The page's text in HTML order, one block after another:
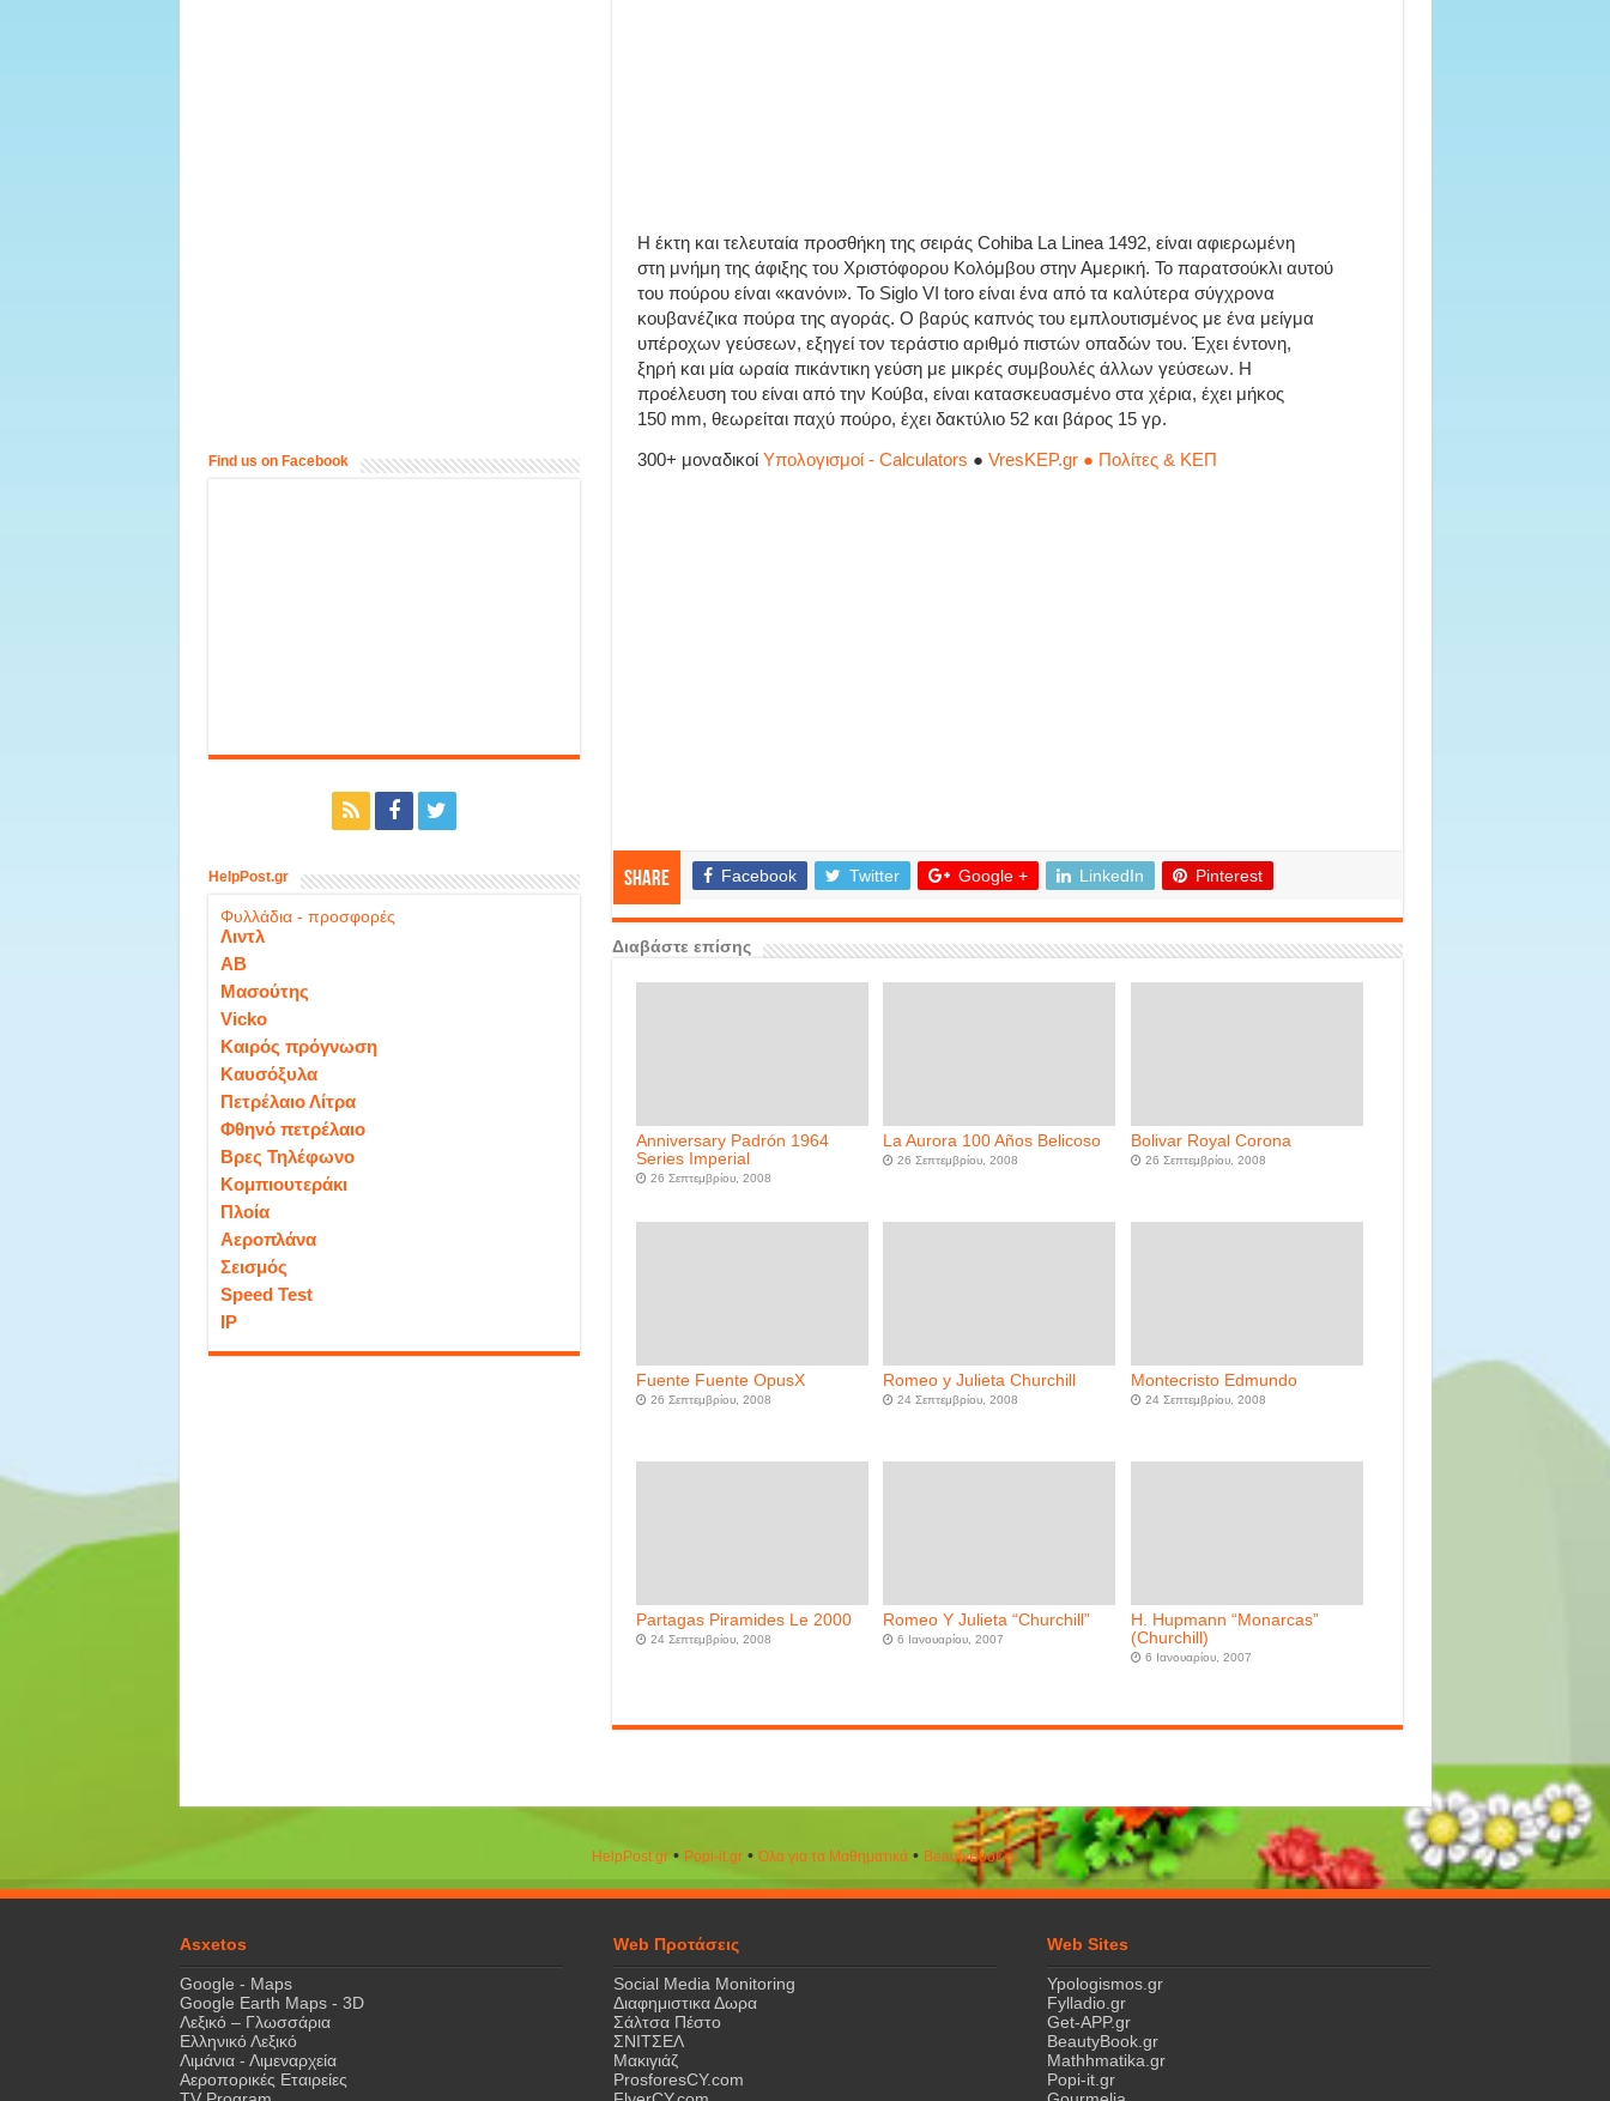
Η έκτη και τελευταία προσθήκη της σειράς Cohiba La Linea 1492, είναι αφιερωμένη
στη μνήμη της άφιξης του Χριστόφορου Κολόμβου στην Αμερική. Το παρατσούκλι αυτού
του πούρου είναι «κανόνι». Το Siglo VI toro είναι ένα από τα καλύτερα σύγχρονα
κουβανέζικα πούρα της αγοράς. Ο βαρύς καπνός του εμπλουτισμένος με ένα μείγμα
υπέροχων γεύσεων, εξηγεί τον τεράστιο αριθμό πιστών οπαδών του. Έχει έντονη,
ξηρή και μία ωραία πικάντικη γεύση με μικρές συμβουλές άλλων γεύσεων. Η
προέλευση του είναι από την Κούβα, είναι κατασκευασμένο στα χέρια, έχει μήκος
150 mm, θεωρείται παχύ πούρο, έχει δακτύλιο 52 και βάρος 15 γρ.
300+ μοναδικοί Υπολογισμοί - Calculators ● VresKEP.gr ● Πολίτες & ΚΕΠ
Share Facebook Twitter Google + LinkedIn Pinterest
Διαβάστε επίσης
Anniversary Padrón 1964
Series Imperial
26 Σεπτεμβρίου, 2008
La Aurora 100 Años Belicoso
26 Σεπτεμβρίου, 2008
Bolivar Royal Corona
26 Σεπτεμβρίου, 2008
Fuente Fuente OpusX
26 Σεπτεμβρίου, 2008
Romeo y Julieta Churchill
24 Σεπτεμβρίου, 2008
Montecristo Edmundo
24 Σεπτεμβρίου, 2008
Partagas Piramides Le 2000
24 Σεπτεμβρίου, 2008
Romeo Y Julieta “Churchill”
6 Ιανουαρίου, 2007
H. Hupmann “Monarcas”
(Churchill)
6 Ιανουαρίου, 2007
Find us on Facebook
HelpPost.gr
Φυλλάδια - προσφορές
Λιντλ
ΑΒ
Μασούτης
Vicko
Καιρός πρόγνωση
Καυσόξυλα
Πετρέλαιο Λίτρα
Φθηνό πετρέλαιο
Βρες Τηλέφωνο
Κομπιουτεράκι
Πλοία
Αεροπλάνα
Σεισμός
Speed Test
IP
HelpPost.gr• Popi-it.gr•Όλα για τα Μαθηματικά• ΒeautyΒook.gr
Asxetos
Google - Maps
Google Earth Maps - 3D
Λεξικό – Γλωσσάρια
Ελληνικό Λεξικό
Λιμάνια - Λιμεναρχεία
Αεροπορικές Εταιρείες
Web Προτάσεις
Social Media Monitoring
Διαφημιστικα Δωρα
Σάλτσα Πέστο
ΣΝΙΤΣΕΛ
Μακιγιάζ
ProsforesCY.com
Web Sites
Ypologismos.gr
Fylladio.gr
Get-APP.gr
BeautyBook.gr
Mathhmatika.gr
Popi-it.gr